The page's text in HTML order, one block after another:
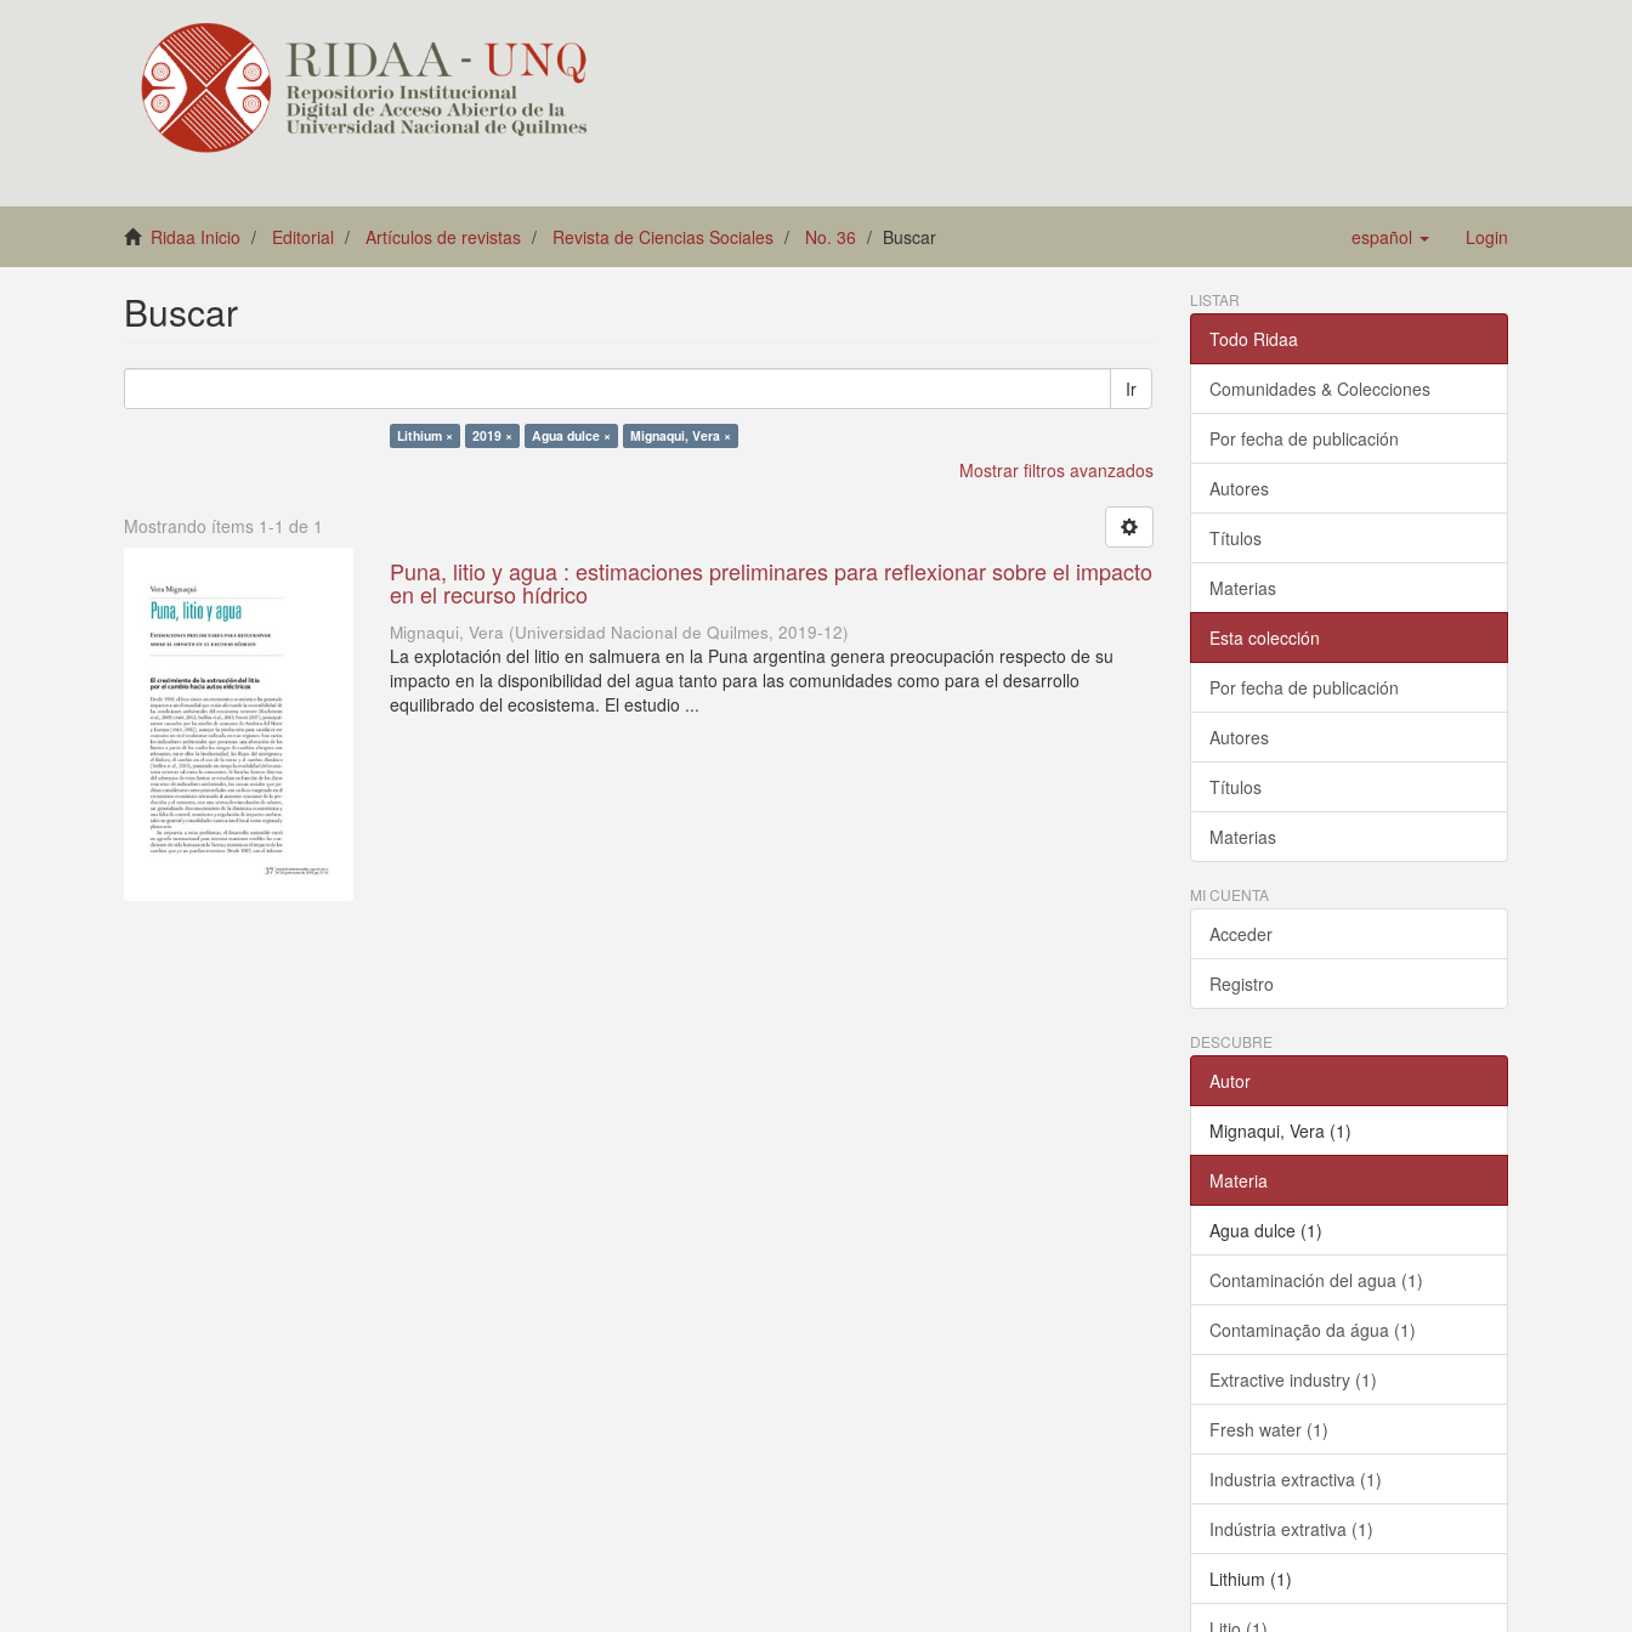
Ridaa Inicio Editorial Artículos de revistas Revista de Ciencias Sociales No. 36 Buscar español Login
Buscar
Ir
Lithium × 2019 × Agua dulce × Mignaqui, Vera ×
Mostrar filtros avanzados
Mostrando ítems 1-1 de 1
Puna, litio y agua : estimaciones preliminares para reflexionar sobre el impacto
en el recurso hídrico
Mignaqui, Vera (Universidad Nacional de Quilmes,2019-12)
La explotación del litio en salmuera en la Puna argentina genera preocupación respecto de su
impacto en la disponibilidad del agua tanto para las comunidades como para el desarrollo
equilibrado del ecosistema. El estudio ...
LISTAR
Todo Ridaa
Comunidades & Colecciones
Por fecha de publicación
Autores
Títulos
Materias
Esta colección
Por fecha de publicación
Autores
Títulos
Materias
MI CUENTA
Acceder
Registro
DESCUBRE
Autor
Mignaqui, Vera (1)
Materia
Agua dulce (1)
Contaminación del agua (1)
Contaminação da água (1)
Extractive industry (1)
Fresh water (1)
Industria extractiva (1)
Indústria extrativa (1)
Lithium (1)